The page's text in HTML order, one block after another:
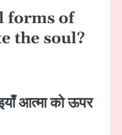
forms of
the soul?
आत्मा को ऊपर